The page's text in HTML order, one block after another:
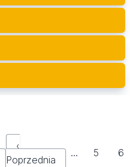
‹
Poprzednia
… 5 6